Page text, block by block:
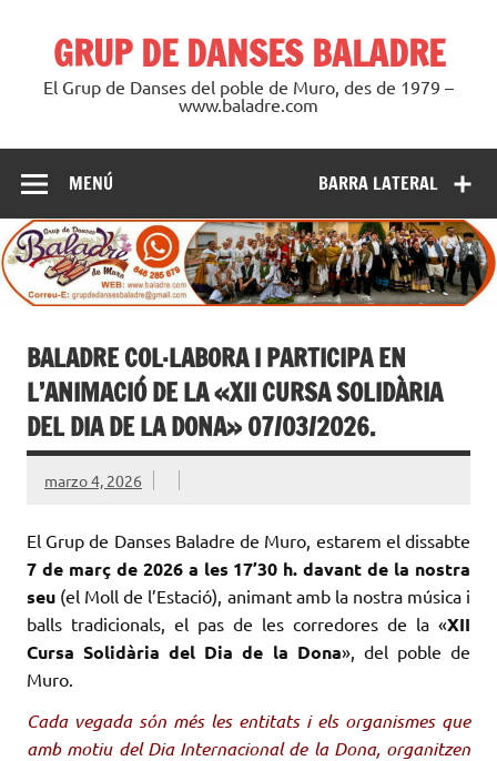
contenidoGRUP DE DANSES BALADRE
El Grup de Danses del poble de Muro, des de 1979 –
www.baladre.com
BARRA LATERAL
MENÚ
BALADRE COL·LABORA I PARTICIPA EN
L’ANIMACIÓ DE LA «XII CURSA SOLIDÀRIA
DEL DIA DE LA DONA» 07/03/2026.
marzo 4, 2026
El Grup de Danses Baladre de Muro, estarem el dissabte
7 de març de 2026 a les 17’30 h. davant de la nostra
seu (el Moll de l’Estació), animant amb la nostra música i
balls tradicionals, el pas de les corredores de la «XII
Cursa Solidària del Dia de la Dona», del poble de
Muro.
Cada vegada són més les entitats i els organismes que
amb motiu del Dia Internacional de la Dona, organitzen